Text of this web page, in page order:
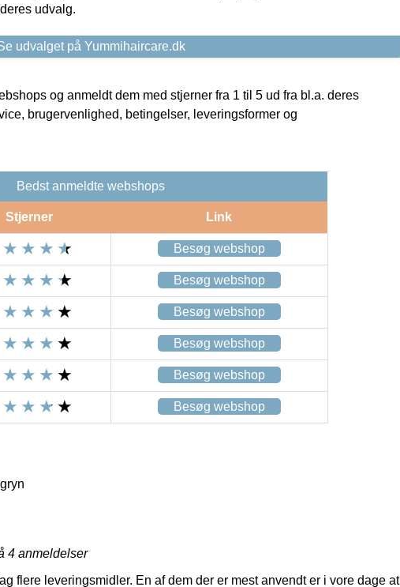
deres udvalg.
udvalget på Yummihaircare.dk
og anmeldt dem med stjerner fra 1 til 5 ud fra bl.a. deres
brugervenlighed, betingelser, leveringsformer og
Bedst anmeldte webshops
Stjerner Link
Besøg webshop
Besøg webshop
Besøg webshop
Besøg webshop
Besøg webshop
Besøg webshop
4 anmeldelser
flere leveringsmidler. En af dem der er mest anvendt er i vore dage at